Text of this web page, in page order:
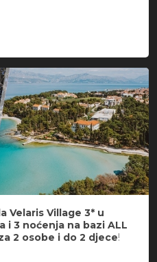
Velaris Village 3* u
i 3 noćenja na bazi ALL
2 osobe i do 2 djece!